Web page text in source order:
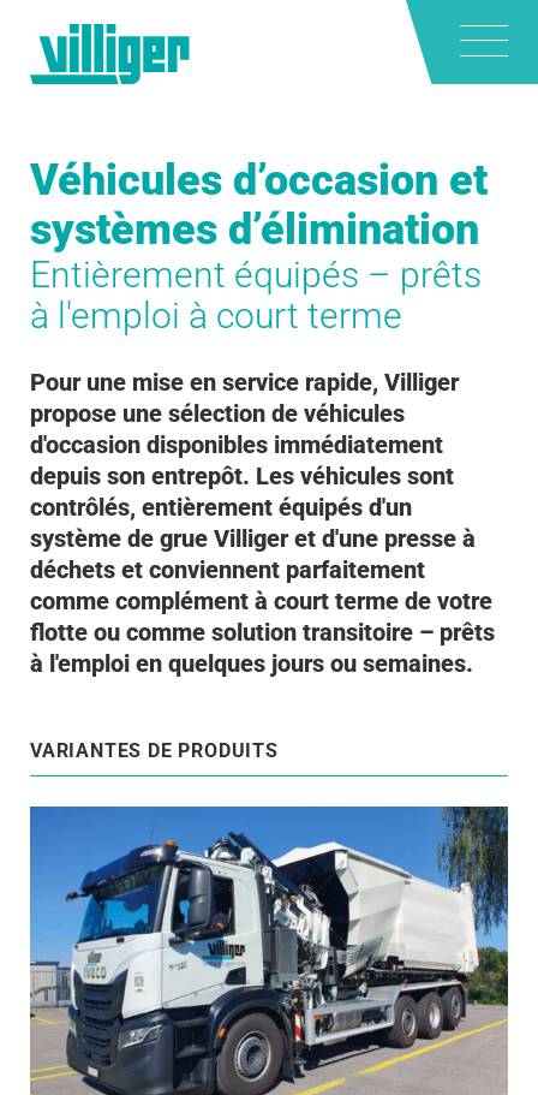
Véhicules d’occasion et
systèmes d’élimination
Entièrement équipés – prêts
à l'emploi à court terme
Pour une mise en service rapide, Villiger
propose une sélection de véhicules
d'occasion disponibles immédiatement
depuis son entrepôt. Les véhicules sont
contrôlés, entièrement équipés d'un
système de grue Villiger et d'une presse à
déchets et conviennent parfaitement
comme complément à court terme de votre
flotte ou comme solution transitoire – prêts
à l'emploi en quelques jours ou semaines.
VARIANTES DE PRODUITS